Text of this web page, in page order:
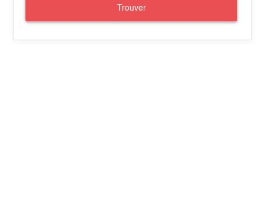
Trouver